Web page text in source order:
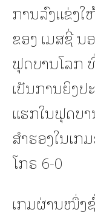
ການລົງແຂ່ງໃ
ຂອງ ເມສຊີ່
ຟຸດບານໂລກ
ເປັນການຍິງ
ແຮກໃນຟຸດບ
ສຳຮອງໃນເກ
ໂກຣ 6-0
ເກມຜ່ານໜຶ່ງ